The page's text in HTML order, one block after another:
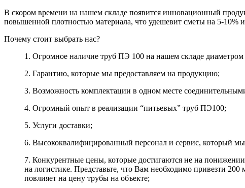
В скором времени на нашем складе появится инновационный
повышенной плотностью материала, что удешевит сметы на 5-10%
Почему стоит выбрать нас?
1. Огромное наличие труб ПЭ 100 на нашем складе
2. Гарантию, которые мы предоставляем на продукцию;
3. Возможность комплектации в одном месте
4. Огромный опыт в реализации “питьевых” труб ПЭ100;
5. Услуги доставки;
6. Высококвалифицированный персонал и сервис, который
7. Конкурентные цены, которые достигаются не на
на логистике. Представьте, что Вам необходимо привезти
повлияет на цену трубы на объекте;